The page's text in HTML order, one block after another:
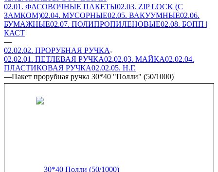
02.01. ФАСОВОЧНЫЕ ПАКЕТЫ02.03. ZIP LOСK (С
ЗАМКОМ)02.04. МУСОРНЫЕ02.05. ВАКУУМНЫЕ02.06.
БУМАЖНЫЕ02.07. ПОЛИПРОПИЛЕНОВЫЕ02.08. БОПП |
КАСТ
—
02.02.02. ПРОРУБНАЯ РУЧКА
02.02.01. ПЕТЛЕВАЯ РУЧКА02.02.03. МАЙКА02.02.04.
ПЛАСТИКОВАЯ РУЧКА02.02.05. Н.Г.
—Пакет прорубная ручка 30*40 "Полли" (50/1000)